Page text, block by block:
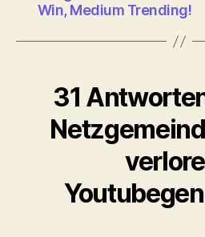
Win, Medium Trending!
31